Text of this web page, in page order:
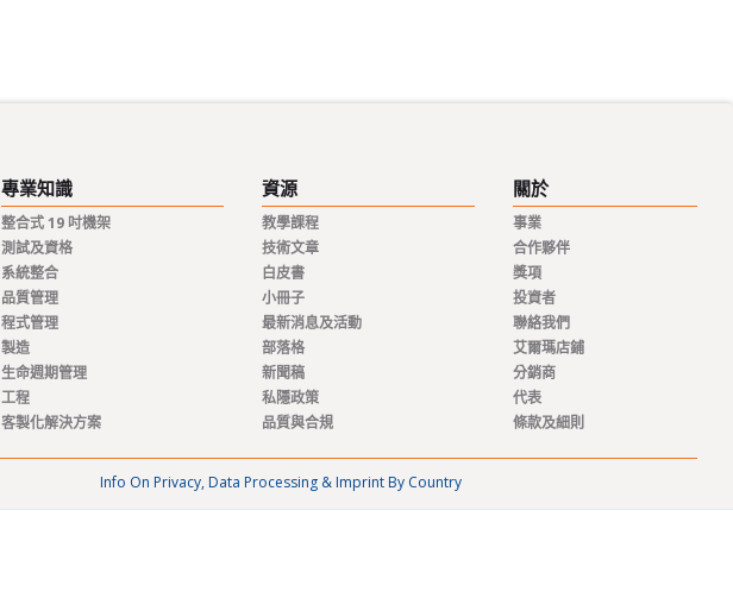
專業知識
整合式 19 吋機架
測試及資格
系統整合
品質管理
程式管理
製造
生命週期管理
工程
客製化解決方案
資源
教學課程
技術文章
白皮書
小冊子
最新消息及活動
部落格
新聞稿
私隱政策
品質與合規
關於
事業
合作夥伴
獎項
投資者
聯絡我們
艾爾瑪店鋪
分銷商
代表
條款及細則
Info On Privacy, Data Processing & Imprint By Country